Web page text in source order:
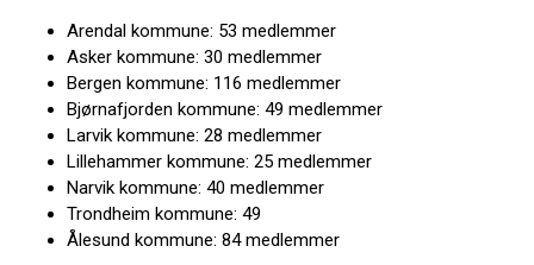
Arendal kommune: 53 medlemmer
Asker kommune: 30 medlemmer
Bergen kommune: 116 medlemmer
Bjørnafjorden kommune: 49 medlemmer
Larvik kommune: 28 medlemmer
Lillehammer kommune: 25 medlemmer
Narvik kommune: 40 medlemmer
Trondheim kommune: 49
Ålesund kommune: 84 medlemmer